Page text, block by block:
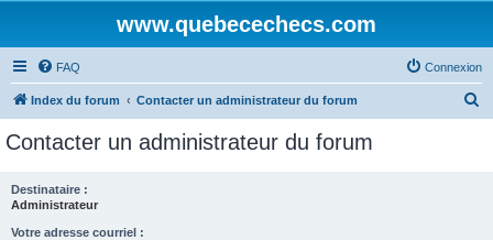
www.quebecechecs.com
FAQ Connexion
Index du forum Contacter un administrateur du forum
Contacter un administrateur du forum
Destinataire :
Administrateur
Votre adresse courriel :